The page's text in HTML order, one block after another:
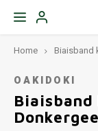
Home Biaisband
OAKIDOKI